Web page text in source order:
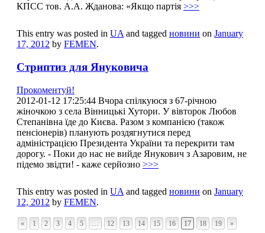
КПСС тов. А.А. Жданова: «Якщо партія >>>
This entry was posted in UAand tagged новини on January
17, 2012 by FEMEN.
Стриптиз для Януковича
Прокоментуй!
2012-01-12 17:25:44 Вчора спілкуюся з 67-річною
жіночкою з села Вінницькі Хутори. У вівторок Любов
Степанівна їде до Києва. Разом з компанією (також
пенсіонерів) планують роздягнутися перед
адміністрацією Президента України та перекрити там
дорогу. - Поки до нас не вийде Янукович з Азаровим, не
підемо звідти! - каже серйозно >>>
This entry was posted in UA and tagged новини on January
12, 2012 by FEMEN.
« 1 2 3 4 5 … 12 13 14 15 16 17 18 19 »